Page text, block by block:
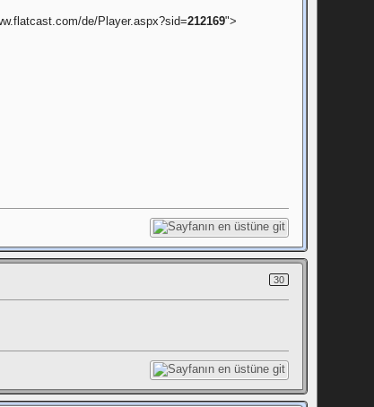
de/Player.aspx?sid=212169">
30